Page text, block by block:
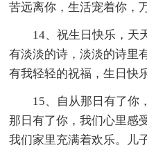
苦远离你，生活宠着你，
14、祝生日快乐，天
有淡淡的诗，淡淡的诗里
有我轻轻的祝福，生日快
15、自从那日有了你
那日有了你，我们心里感
我们家里充满着欢乐。儿